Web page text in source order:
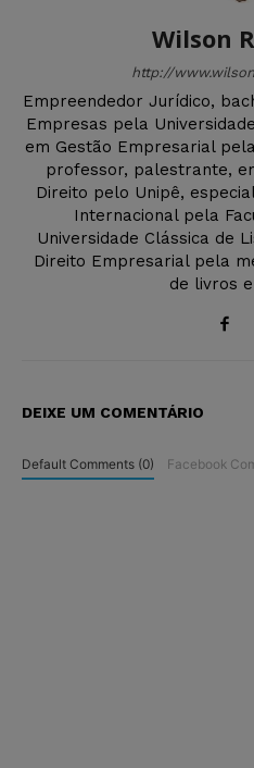
Wilson
http://
Empreendedor Jurídico,
Empresas pela
em Gestão Empresarial
professor, palestrante,
Direito pelo Unipê,
Internacional pela
Universidade Clássica de
Direito Empresarial pela
de livros
DEIXE UM COMENTÁRIO
Default Comments (0) Facebook